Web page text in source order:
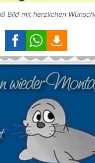
Bild mit herzlichen